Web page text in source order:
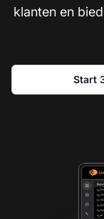
klanten en
Start